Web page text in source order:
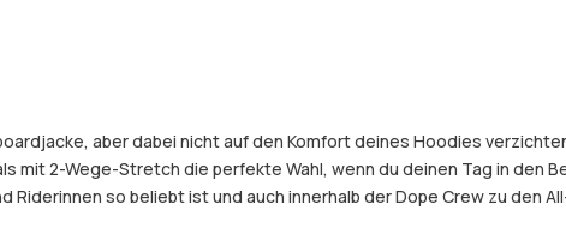
aber dabei nicht auf den Komfort deines Hoodies
2-Wege-Stretch die perfekte Wahl, wenn du deinen Tag in den
Riderinnen so beliebt ist und auch innerhalb der Dope Crew zu den